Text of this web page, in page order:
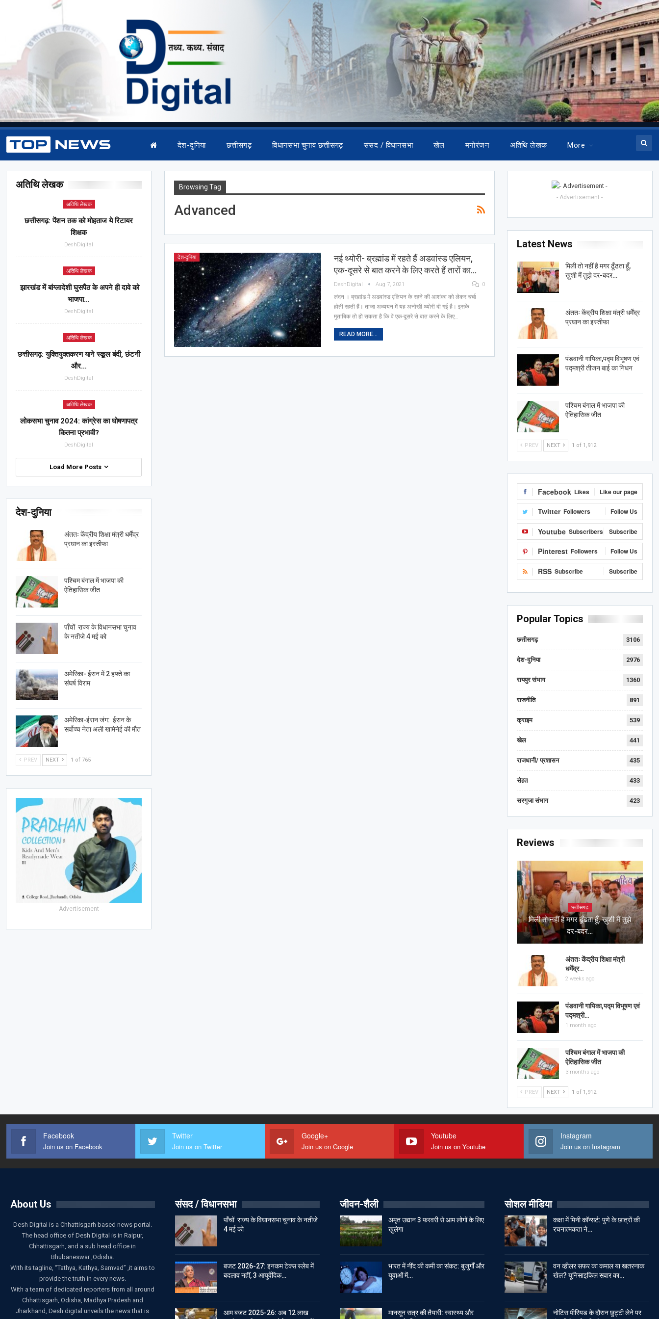
देश-दुनिया छत्तीसगढ़ विधानसभा चुनाव छत्तीसगढ़ संसद / विधानसभा खेल मनोरंजन अतिथि लेखक More
Browsing Tag
Advanced
देश-दुनिया
नई थ्योरी- ब्रह्मांड में रहते हैं अडवांस्ड एलियन,
एक-दूसरे से बात करने के लिए करते हैं तारों का…
DeshDigital Aug 7, 2021 0
लंदन । ब्रह्मांड में अडवांस्ड एलियन के रहने की आशंका को लेकर चर्चा
होती रहती हैं। ताजा अध्ययन में यह अनोखी थ्योरी दी गई है। इसके
मुताबिक तो हो सकता है कि वे एक-दूसरे से बात करने के लिए…
READ MORE...
- Advertisement -
Latest News
मिली तो नहीं है मगर ढूँढता हूँ,
ख़ुशी मैं तुझे दर-बदर…
अंततः केंद्रीय शिक्षा मंत्री धर्मेंद्र
प्रधान का इस्तीफा
पंडवानी गायिका,पद्म विभूषण एवं
पद्मश्री तीजन बाई का निधन
पश्चिम बंगाल में भाजपा की
ऐतिहासिक जीत
PREV NEXT 1 of 1,912
Facebook Likes Like our page
Twitter Followers Follow Us
Youtube Subscribers Subscribe
Pinterest Followers Follow Us
RSS Subscribe Subscribe
Popular Topics
छत्तीसगढ़ 3106
देश-दुनिया 2976
रायपुर संभाग 1360
राजनीति 891
क्राइम 539
खेल 441
राजधानी/ प्रशासन 435
सेहत 433
सरगुजा संभाग 423
Reviews
छत्तीसगढ़
मिली तो नहीं है मगर ढूँढता हूँ, ख़ुशी मैं तुझे
दर-बदर…
अंततः केंद्रीय शिक्षा मंत्री
धर्मेंद्र…
2 weeks ago
पंडवानी गायिका,पद्म विभूषण एवं
पद्मश्री…
1 month ago
पश्चिम बंगाल में भाजपा की
ऐतिहासिक जीत
3 months ago
PREV NEXT 1 of 1,912
अतिथि लेखक
अतिथि लेखक
छत्तीसगढ़: पेंशन तक को मोहताज ये रिटायर
शिक्षक
DeshDigital
अतिथि लेखक
झारखंड में बांग्लादेशी घुसपैठ के अपने ही दावे को
भाजपा…
DeshDigital
अतिथि लेखक
छत्तीसगढ़: युक्तियुक्तकरण याने स्कूल बंदी, छंटनी
और…
DeshDigital
अतिथि लेखक
लोकसभा चुनाव 2024: कांग्रेस का घोषणापत्र
कितना प्रभावी?
DeshDigital
Load More Posts
देश-दुनिया
अंततः केंद्रीय शिक्षा मंत्री धर्मेंद्र
प्रधान का इस्तीफा
पश्चिम बंगाल में भाजपा की
ऐतिहासिक जीत
पाँचों राज्य के विधानसभा चुनाव
के नतीजे 4 मई को
अमेरिका- ईरान में 2 हफ्ते का
संघर्ष विराम
अमेरिका-ईरान जंग: ईरान के
सर्वोच्च नेता अली खामेनेई की मौत
PREV NEXT 1 of 765
- Advertisement -
Facebook
Join us on Facebook
Twitter
Join us on Twitter
Google+
Join us on Google
Youtube
Join us on Youtube
Instagram
Join us on Instagram
About Us
Desh Digital is a Chhattisgarh based news portal.
The head office of Desh Digital is in Raipur,
Chhattisgarh, and a sub head office in
Bhubaneswar ,Odisha.
With its tagline, “Tathya, Kathya, Samvad” ,it aims to
provide the truth in every news.
With a team of dedicated reporters from all around
Chhattisgarh, Odisha, Madhya Pradesh and
Jharkhand, Desh digital unveils the news that is
संसद / विधानसभा
पाँचों राज्य के विधानसभा चुनाव के नतीजे
4 मई को
बजट 2026-27: इनकम टेक्स स्लेब में
बदलाव नहीं, 3 आयुर्वेदिक…
आम बजट 2025-26: अब 12 लाख
जीवन-शैली
अमृत उद्यान 3 फरवरी से आम लोगों के लिए
खुलेगा
भारत में नींद की कमी का संकट: बुजुर्गों और
युवाओं में…
मानसून सत्र की तैयारी: स्वास्थ्य और
सोशल मीडिया
कक्षा में मिनी कॉन्सर्ट: पुणे के छात्रों की
रचनात्मकता ने…
वन व्हीलर सफर का कमाल या खतरनाक
खेल? यूनिसाइकिल सवार का…
नोटिस पीरियड के दौरान छुट्टी लेने पर